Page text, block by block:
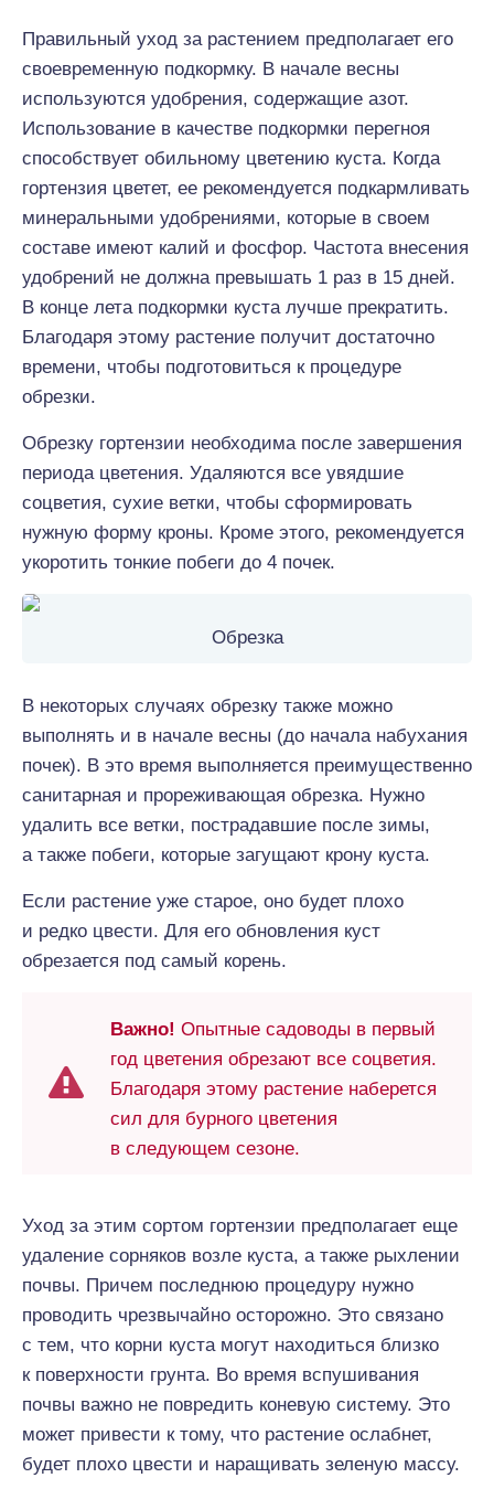
Правильный уход за растением предполагает его
своевременную подкормку. В начале весны
используются удобрения, содержащие азот.
Использование в качестве подкормки перегноя
способствует обильному цветению куста. Когда
гортензия цветет, ее рекомендуется подкармливать
минеральными удобрениями, которые в своем
составе имеют калий и фосфор. Частота внесения
удобрений не должна превышать 1 раз в 15 дней.
В конце лета подкормки куста лучше прекратить.
Благодаря этому растение получит достаточно
времени, чтобы подготовиться к процедуре
обрезки.
Обрезку гортензии необходима после завершения
периода цветения. Удаляются все увядшие
соцветия, сухие ветки, чтобы сформировать
нужную форму кроны. Кроме этого, рекомендуется
укоротить тонкие побеги до 4 почек.
Обрезка
В некоторых случаях обрезку также можно
выполнять и в начале весны (до начала набухания
почек). В это время выполняется преимущественно
санитарная и прореживающая обрезка. Нужно
удалить все ветки, пострадавшие после зимы,
а также побеги, которые загущают крону куста.
Если растение уже старое, оно будет плохо
и редко цвести. Для его обновления куст
обрезается под самый корень.
Важно! Опытные садоводы в первый
год цветения обрезают все соцветия.
Благодаря этому растение наберется
сил для бурного цветения
в следующем сезоне.
Уход за этим сортом гортензии предполагает еще
удаление сорняков возле куста, а также рыхлении
почвы. Причем последнюю процедуру нужно
проводить чрезвычайно осторожно. Это связано
с тем, что корни куста могут находиться близко
к поверхности грунта. Во время вспушивания
почвы важно не повредить коневую систему. Это
может привести к тому, что растение ослабнет,
будет плохо цвести и наращивать зеленую массу.